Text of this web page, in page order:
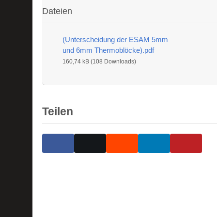
Dateien
(Unterscheidung der ESAM 5mm
und 6mm Thermoblöcke).pdf
160,74 kB (108 Downloads)
Teilen